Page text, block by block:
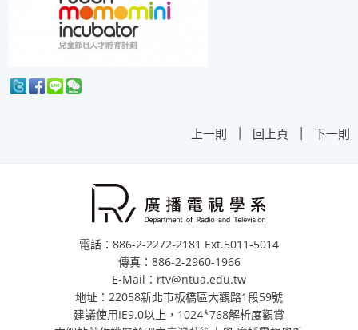
上一則 | 回上頁 | 下一則
電話：886-2-2272-2181 Ext.5011-5014
傳真：886-2-2960-1966
E-Mail：rtv@ntua.edu.tw
地址：22058新北市板橋區大觀路1段59號
建議使用IE9.0以上，1024*768解析度觀賞